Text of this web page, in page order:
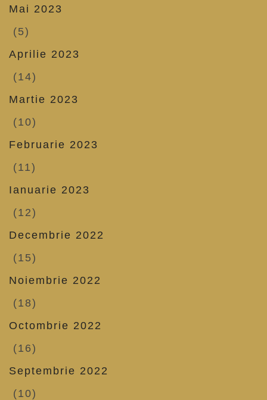
Mai 2023
(5)
Aprilie 2023
(14)
Martie 2023
(10)
Februarie 2023
(11)
Ianuarie 2023
(12)
Decembrie 2022
(15)
Noiembrie 2022
(18)
Octombrie 2022
(16)
Septembrie 2022
(10)